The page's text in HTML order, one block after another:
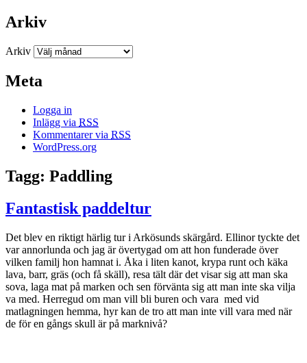
Arkiv
Arkiv
Meta
Logga in
Inlägg via RSS
Kommentarer via RSS
WordPress.org
Tagg: Paddling
Fantastisk paddeltur
Det blev en riktigt härlig tur i Arkösunds skärgård. Ellinor tyckte det
var annorlunda och jag är övertygad om att hon funderade över
vilken familj hon hamnat i. Åka i liten kanot, krypa runt och käka
lava, barr, gräs (och få skäll), resa tält där det visar sig att man ska
sova, laga mat på marken och sen förvänta sig att man inte ska vilja
va med. Herregud om man vill bli buren och vara med vid
matlagningen hemma, hyr kan de tro att man inte vill vara med när
de för en gångs skull är på marknivå?